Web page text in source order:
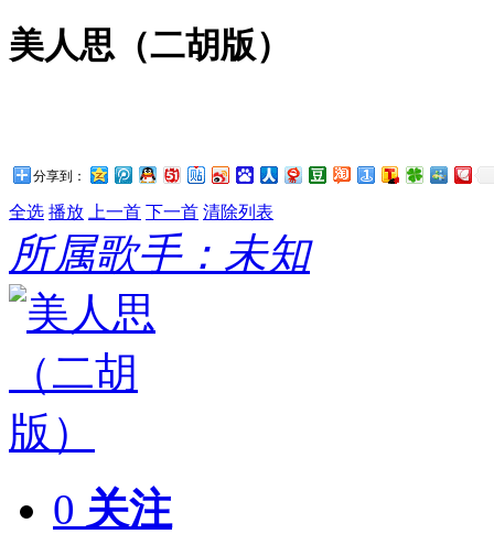
美人思（二胡版）
分享到：
全选 播放 上一首 下一首 清除列表
所属歌手：未知
0 关注